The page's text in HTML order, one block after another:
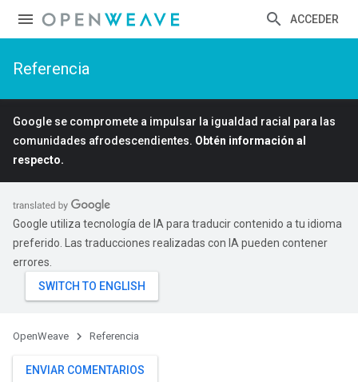
ACCEDER
Referencia
Google se compromete a impulsar la igualdad racial para las
comunidades afrodescendientes. Obtén información al
respecto.
Google utiliza tecnología de IA para traducir contenido a tu idioma
preferido. Las traducciones realizadas con IA pueden contener
errores.
OpenWeave Referencia
ENVIAR COMENTARIOS